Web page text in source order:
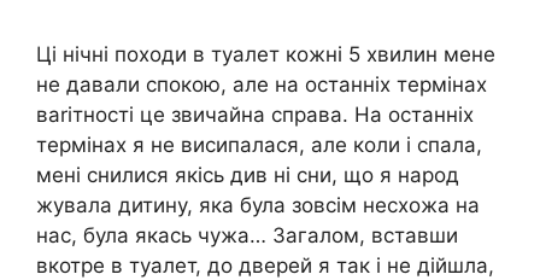
Ці нічні походи в туалет кожні 5 хвилин мене
не давали спокою, але на останніх термінах
ваrітності це звичайна справа. На останніх
термінах я не висипалася, але коли і спала,
мені снилися якісь див ні сни, що я народ
жувала дитину, яка була зовсім несхожа на
нас, була якась чужа… Загалом, вставши
вкотре в туалет, до дверей я так і не дійшла,